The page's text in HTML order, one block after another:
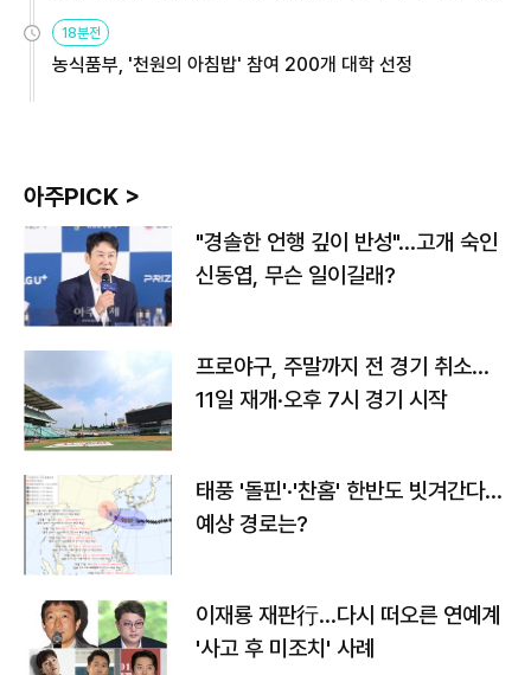
18분전
농식품부, '천원의 아침밥' 참여 200개 대학 선정
아주PICK >
"경솔한 언행 깊이 반성"…고개 숙인
신동엽, 무슨 일이길래?
프로야구, 주말까지 전 경기 취소…
11일 재개·오후 7시 경기 시작
태풍 '돌핀'·'찬홈' 한반도 빗겨간다…
예상 경로는?
이재룡 재판行…다시 떠오른 연예계
'사고 후 미조치' 사례